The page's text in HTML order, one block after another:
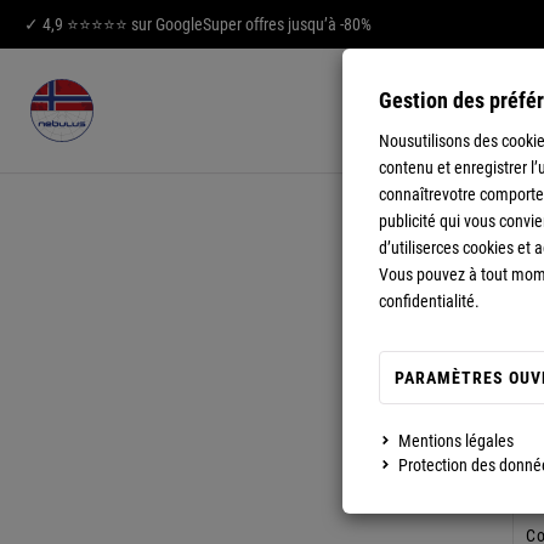
✓ 4,9 ⭐⭐⭐⭐⭐ sur GoogleSuper offres jusqu’à -80%
Gestion des
Nousutilisons des
contenu et enregistrer
connaîtrevotre
publicité qui vous
d’utiliserces cookies et
Vous pouvez à tout
confidentialité.
PARAMÈTRES
Mentions légales
Protection des